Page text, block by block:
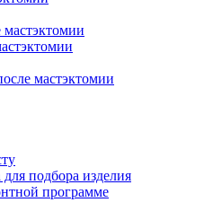
мастэктомии
подбора изделия
программе